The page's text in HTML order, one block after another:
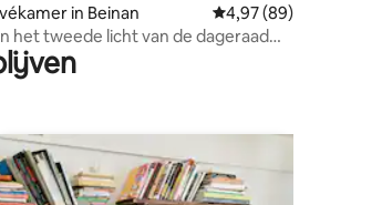
in Beinan Gemiddelde
4,97 (89)
het tweede licht van de dageraad